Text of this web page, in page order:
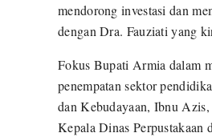
mendorong investasi dan
dengan Dra. Fauziati yang
​Fokus Bupati Armia dalam
penempatan sektor
dan Kebudayaan, Ibnu
Kepala Dinas Perpustakaan